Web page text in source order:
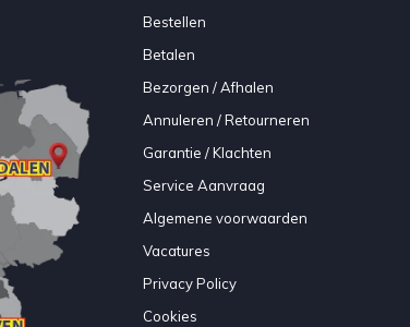
Bestellen
Betalen
Bezorgen / Afhalen
Annuleren / Retourneren
Garantie / Klachten
Service Aanvraag
Algemene voorwaarden
Vacatures
Privacy Policy
Cookies